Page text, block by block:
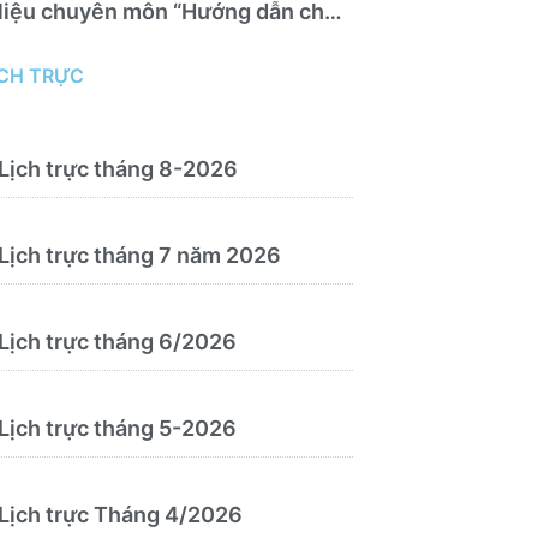
chuyên môn “Hướng dẫn chẩn
truyền, kết hợp y học cổ truyền
TRỰC
trực tháng 8-2026
trực tháng 7 năm 2026
trực tháng 6/2026
trực tháng 5-2026
trực Tháng 4/2026